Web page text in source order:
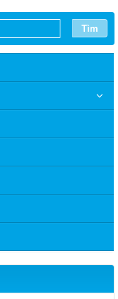
Tìm
Xuân Lộc (Từ ngày